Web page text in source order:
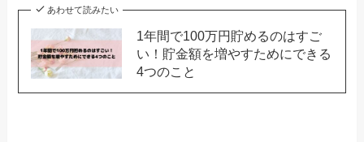
あわせて読みたい
1年間で100万円貯めるのはすご
い！貯金額を増やすためにできる
4つのこと